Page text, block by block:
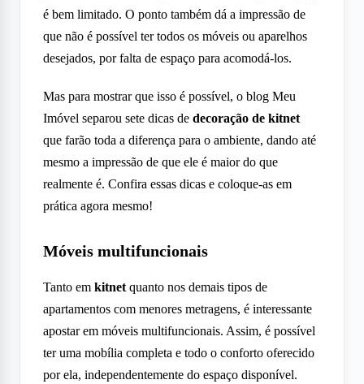
é bem limitado. O ponto também dá a impressão de
que não é possível ter todos os móveis ou aparelhos
desejados, por falta de espaço para acomodá-los.
Mas para mostrar que isso é possível, o blog Meu
Imóvel separou sete dicas de decoração de kitnet
que farão toda a diferença para o ambiente, dando até
mesmo a impressão de que ele é maior do que
realmente é. Confira essas dicas e coloque-as em
prática agora mesmo!
Móveis multifuncionais
Tanto em kitnet quanto nos demais tipos de
apartamentos com menores metragens, é interessante
apostar em móveis multifuncionais. Assim, é possível
ter uma mobília completa e todo o conforto oferecido
por ela, independentemente do espaço disponível.